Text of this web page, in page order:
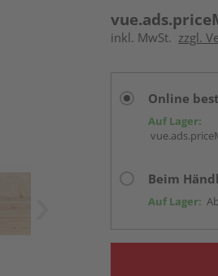
inkl. MwSt. zzgl.
Online
Auf Lager:
Beim
Auf Lager: